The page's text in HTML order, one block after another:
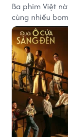
Ba phim Việt
cùng nhiều